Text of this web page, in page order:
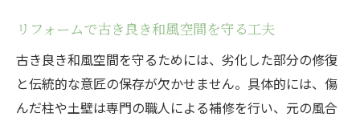
リフォームで古き良き和風空間を守る工夫
古き良き和風空間を守るためには、劣化した部分の修復
と伝統的な意匠の保存が欠かせません。具体的には、傷
んだ柱や土壁は専門の職人による補修を行い、元の風合